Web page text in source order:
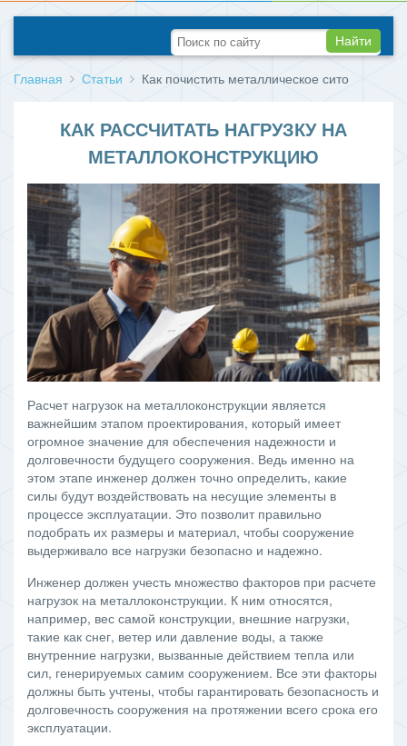
Найти
Главная Статьи Как почистить металлическое сито
КАК РАССЧИТАТЬ НАГРУЗКУ НА
МЕТАЛЛОКОНСТРУКЦИЮ
Расчет нагрузок на металлоконструкции является
важнейшим этапом проектирования, который имеет
огромное значение для обеспечения надежности и
долговечности будущего сооружения. Ведь именно на
этом этапе инженер должен точно определить, какие
силы будут воздействовать на несущие элементы в
процессе эксплуатации. Это позволит правильно
подобрать их размеры и материал, чтобы сооружение
выдерживало все нагрузки безопасно и надежно.
Инженер должен учесть множество факторов при расчете
нагрузок на металлоконструкции. К ним относятся,
например, вес самой конструкции, внешние нагрузки,
такие как снег, ветер или давление воды, а также
внутренние нагрузки, вызванные действием тепла или
сил, генерируемых самим сооружением. Все эти факторы
должны быть учтены, чтобы гарантировать безопасность и
долговечность сооружения на протяжении всего срока его
эксплуатации.